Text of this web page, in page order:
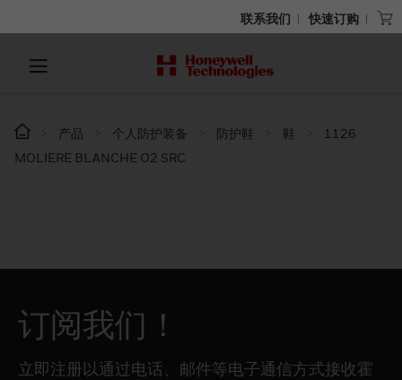
联系我们 快速订购
产品 个人防护装备 防护鞋 鞋
1126
MOLIERE BLANCHE O2 SRC
订阅我们！
立即注册以通过电话、邮件等电子通信方式接收霍